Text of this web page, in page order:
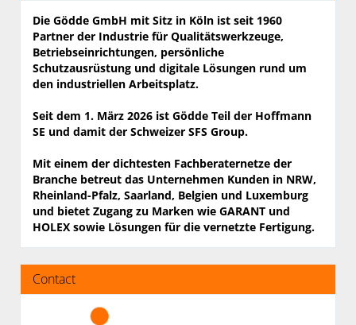
Die Gödde GmbH mit Sitz in Köln ist seit 1960
Partner der Industrie für Qualitäts­werkzeuge,
Betriebs­einrichtungen, persönliche
Schutzausrüstung und digitale Lösungen rund um
den industriellen Arbeits­platz.
Seit dem 1. März 2026 ist Gödde Teil der Hoffmann
SE und damit der Schweizer SFS Group.
Mit einem der dichtesten Fachberaternetze der
Branche betreut das Unter­nehmen Kunden in NRW,
Rheinland-Pfalz, Saarland, Belgien und Luxemburg
und bietet Zugang zu Marken wie GARANT und
HOLEX sowie Lösungen für die vernetzte Fertigung.
Contact